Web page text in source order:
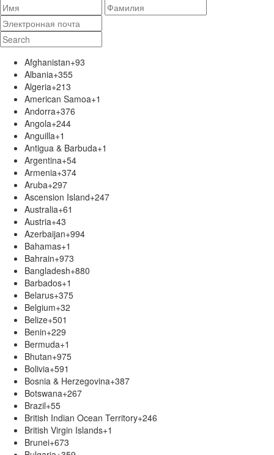
Afghanistan+93
Albania+355
Algeria+213
American Samoa+1
Andorra+376
Angola+244
Anguilla+1
Antigua & Barbuda+1
Argentina+54
Armenia+374
Aruba+297
Ascension Island+247
Australia+61
Austria+43
Azerbaijan+994
Bahamas+1
Bahrain+973
Bangladesh+880
Barbados+1
Belarus+375
Belgium+32
Belize+501
Benin+229
Bermuda+1
Bhutan+975
Bolivia+591
Bosnia & Herzegovina+387
Botswana+267
Brazil+55
British Indian Ocean Territory+246
British Virgin Islands+1
Brunei+673